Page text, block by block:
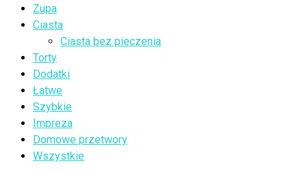
Zupa
Ciasta
Ciasta bez pieczenia
Torty
Dodatki
Łatwe
Szybkie
Impreza
Domowe przetwory
Wszystkie